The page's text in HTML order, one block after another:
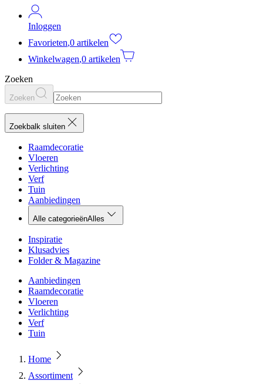
Inloggen
Favorieten,0 artikelen
Winkelwagen,0 artikelen
Zoeken
Zoeken
Zoekbalk sluiten
Raamdecoratie
Vloeren
Verlichting
Verf
Tuin
Aanbiedingen
Alle categorieënAlles
Inspiratie
Klusadvies
Folder & Magazine
Aanbiedingen
Raamdecoratie
Vloeren
Verlichting
Verf
Tuin
Home
Assortiment